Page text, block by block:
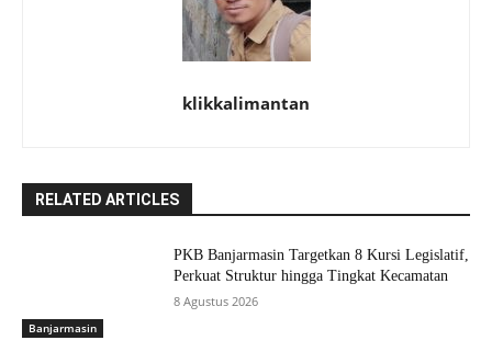
klikkalimantan
RELATED ARTICLES
Banjarmasin
PKB Banjarmasin Targetkan 8 Kursi Legislatif,
Perkuat Struktur hingga Tingkat Kecamatan
8 Agustus 2026